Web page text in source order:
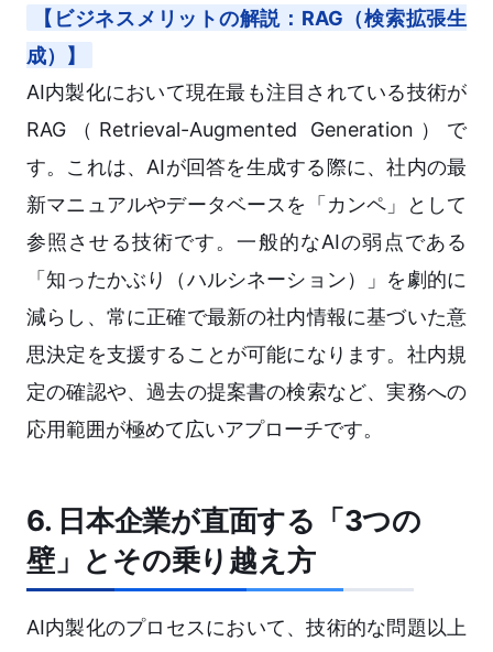
【ビジネスメリットの解説：RAG（検索拡張生
成）】
AI内製化において現在最も注目されている技術が
RAG（Retrieval-Augmented Generation）で
す。これは、AIが回答を生成する際に、社内の最
新マニュアルやデータベースを「カンペ」として
参照させる技術です。一般的なAIの弱点である
「知ったかぶり（ハルシネーション）」を劇的に
減らし、常に正確で最新の社内情報に基づいた意
思決定を支援することが可能になります。社内規
定の確認や、過去の提案書の検索など、実務への
応用範囲が極めて広いアプローチです。
6. 日本企業が直面する「3つの
壁」とその乗り越え方
AI内製化のプロセスにおいて、技術的な問題以上